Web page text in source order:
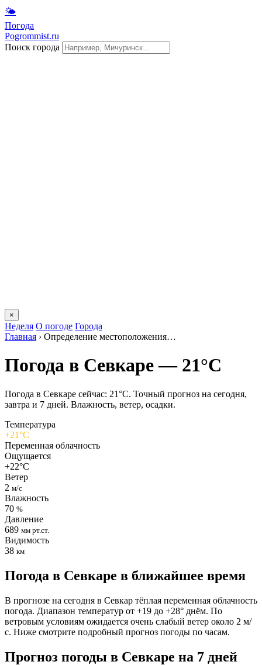
🌤
Погода
Pogrommist.ru
Поиск города
×
Неделя О погоде Города
Главная › Определение местоположения…
Погода в Севкаре — 21°C
Погода в Севкаре сейчас: 21°C. Точный прогноз на сегодня,
завтра и 7 дней. Влажность, ветер, осадки.
Температура
+21°C
Переменная облачность
Ощущается
+22°C
Ветер
2 м/с
Влажность
70 %
Давление
689 мм рт.ст.
Видимость
38 км
Погода в Севкаре в ближайшее время
В прогнозе на сегодня в Севкар тёплая переменная облачность
погода. Диапазон температур от +19 до +28° днём. По
ветровым условиям ожидается очень слабый ветер около 2 м/
с. Ниже смотрите подробный прогноз погоды по часам.
Прогноз погоды в Севкаре на 7 дней